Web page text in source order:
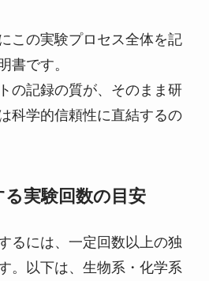
この実験プロセス全体を記
書です。
の記録の質が、そのまま研
科学的信頼性に直結するの
実験回数の目安
るには、一定回数以上の独
。以下は、生物系・化学系